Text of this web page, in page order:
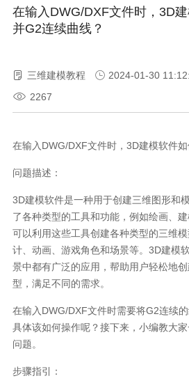
在输入DWG/DXF文件时，3D
并G2连续曲线？
三维建模教程
2024-01-30
2267
在输入DWG/DXF文件时，3D建模软件
问题描述：
3D建模软件是一种用于创建三维图形和
了各种类型的工具和功能，例如绘画、
可以利用这些工具创建各种类型的三维
计、动画、游戏角色和场景等。3D建模
景中都有广泛的应用，帮助用户轻松地
型，满足不同的需求。
在输入DWG/DXF文件时需要将G2连续
具体该如何操作呢？接下来，小编教大
问题。
步骤指引：